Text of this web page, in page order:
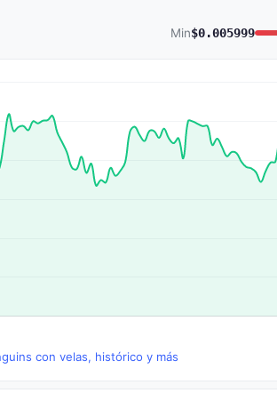
Min$0.005999
con velas, histórico y más